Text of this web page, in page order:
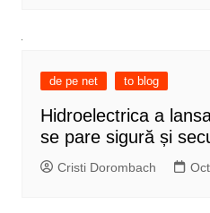
de pe net to blog
Hidroelectrica a
se pare sigură și
Cristi Dorombach